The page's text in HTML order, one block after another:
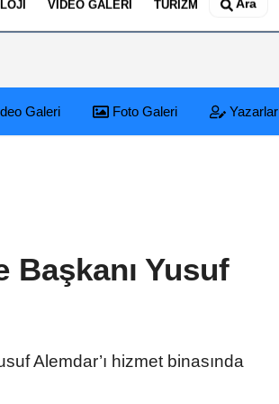
VIDEO GALERI TURIZM Ara
Galeri Foto Galeri Yazarlar
Yusuf
Alemdar’ı hizmet binasında